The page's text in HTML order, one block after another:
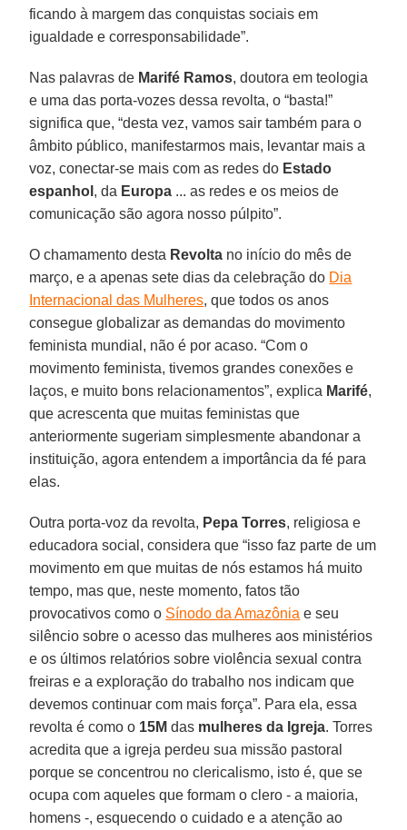
ficando à margem das conquistas sociais em
igualdade e corresponsabilidade”.
Nas palavras de Marifé Ramos, doutora em teologia
e uma das porta-vozes dessa revolta, o “basta!”
significa que, “desta vez, vamos sair também para o
âmbito público, manifestarmos mais, levantar mais a
voz, conectar-se mais com as redes do Estado
espanhol , da Europa ... as redes e os meios de
comunicação são agora nosso púlpito”.
O chamamento desta Revolta no início do mês de
março, e a apenas sete dias da celebração do Dia
Internacional das Mulheres, que todos os anos
consegue globalizar as demandas do movimento
feminista mundial, não é por acaso. “Com o
movimento feminista, tivemos grandes conexões e
laços, e muito bons relacionamentos”, explica Marifé,
que acrescenta que muitas feministas que
anteriormente sugeriam simplesmente abandonar a
instituição, agora entendem a importância da fé para
elas.
Outra porta-voz da revolta, Pepa Torres, religiosa e
educadora social, considera que “isso faz parte de um
movimento em que muitas de nós estamos há muito
tempo, mas que, neste momento, fatos tão
provocativos como o Sínodo da Amazônia e seu
silêncio sobre o acesso das mulheres aos ministérios
e os últimos relatórios sobre violência sexual contra
freiras e a exploração do trabalho nos indicam que
devemos continuar com mais força”. Para ela, essa
revolta é como o 15M das mulheres da Igreja. Torres
acredita que a igreja perdeu sua missão pastoral
porque se concentrou no clericalismo, isto é, que se
ocupa com aqueles que formam o clero - a maioria,
homens -, esquecendo o cuidado e a atenção ao